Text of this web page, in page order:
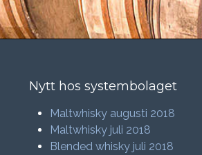
Nytt hos systembolaget
Maltwhisky augusti 2018
Maltwhisky juli 2018
Blended whisky juli 2018